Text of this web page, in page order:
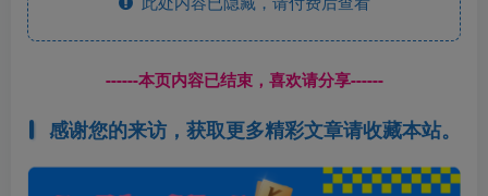
------本页内容已结束，喜欢请分享------
感谢您的来访，获取更多精彩文章请收藏本站。